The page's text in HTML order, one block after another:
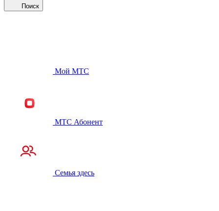
Поиск
Мой МТС
МТС Абонент
Семья здесь